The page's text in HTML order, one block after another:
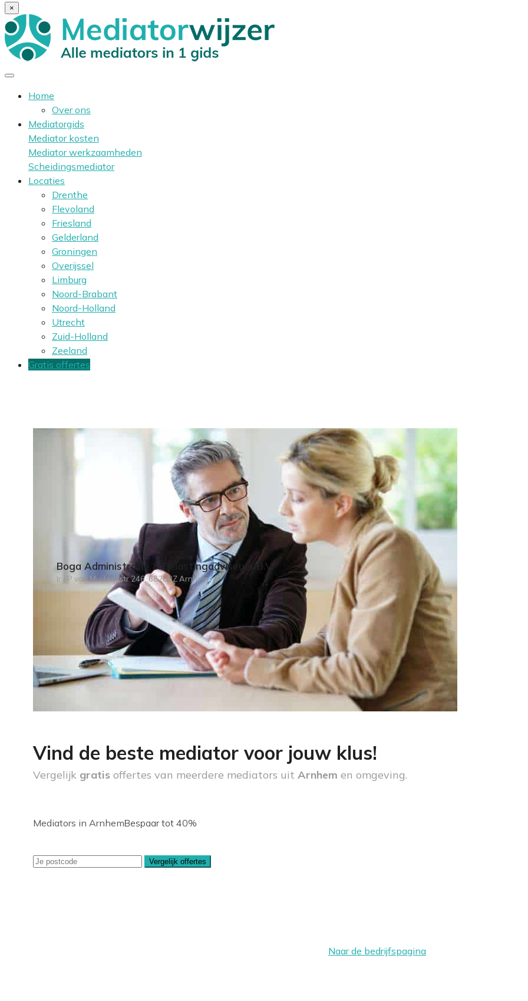
×
Home
Over ons
Mediatorgids
Mediator kosten
Mediator werkzaamheden
Scheidingsmediator
Locaties
Drenthe
Flevoland
Friesland
Gelderland
Groningen
Overijssel
Limburg
Noord-Brabant
Noord-Holland
Utrecht
Zuid-Holland
Zeeland
Gratis offertes
Boga Administratie & Belastingadviseurs B.V.
Ir J P van Muijlwijkstr 246, 6828BZ Arnhem
Vind de beste mediator voor jouw klus!
Vergelijk gratis offertes van meerdere mediators uit Arnhem en omgeving.
Mediators in ArnhemBespaar tot 40%
Vergelijk offertes
Naar de bedrijfspagina